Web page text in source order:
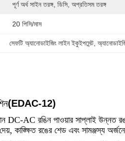
পূর্ণ অর্ধ সাইন তরঙ্গ, ডিসি, অপ্রতিসম তরঙ্গ
20 পিসি/মাস
সেফটি অ্যানোডাইজিং লাইন ইকুইপমেন্ট ,
(EDAC-12)
DC-AC রঙিন পাওয়ার সাপ্লাই উন্নত রঙ
কাঙ্ক্ষিত রঙের শেড এবং সামঞ্জস্য